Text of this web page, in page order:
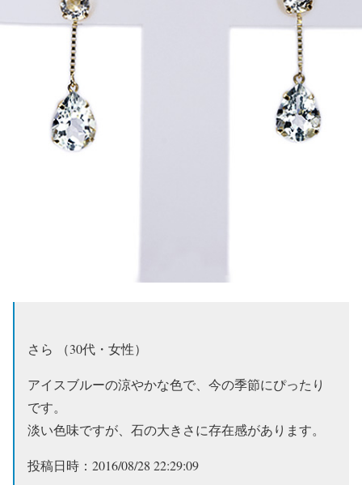
さら （30代・女性）
アイスブルーの涼やかな色で、今の季節にぴったり
です。
淡い色味ですが、石の大きさに存在感があります。
投稿日時：2016/08/28 22:29:09